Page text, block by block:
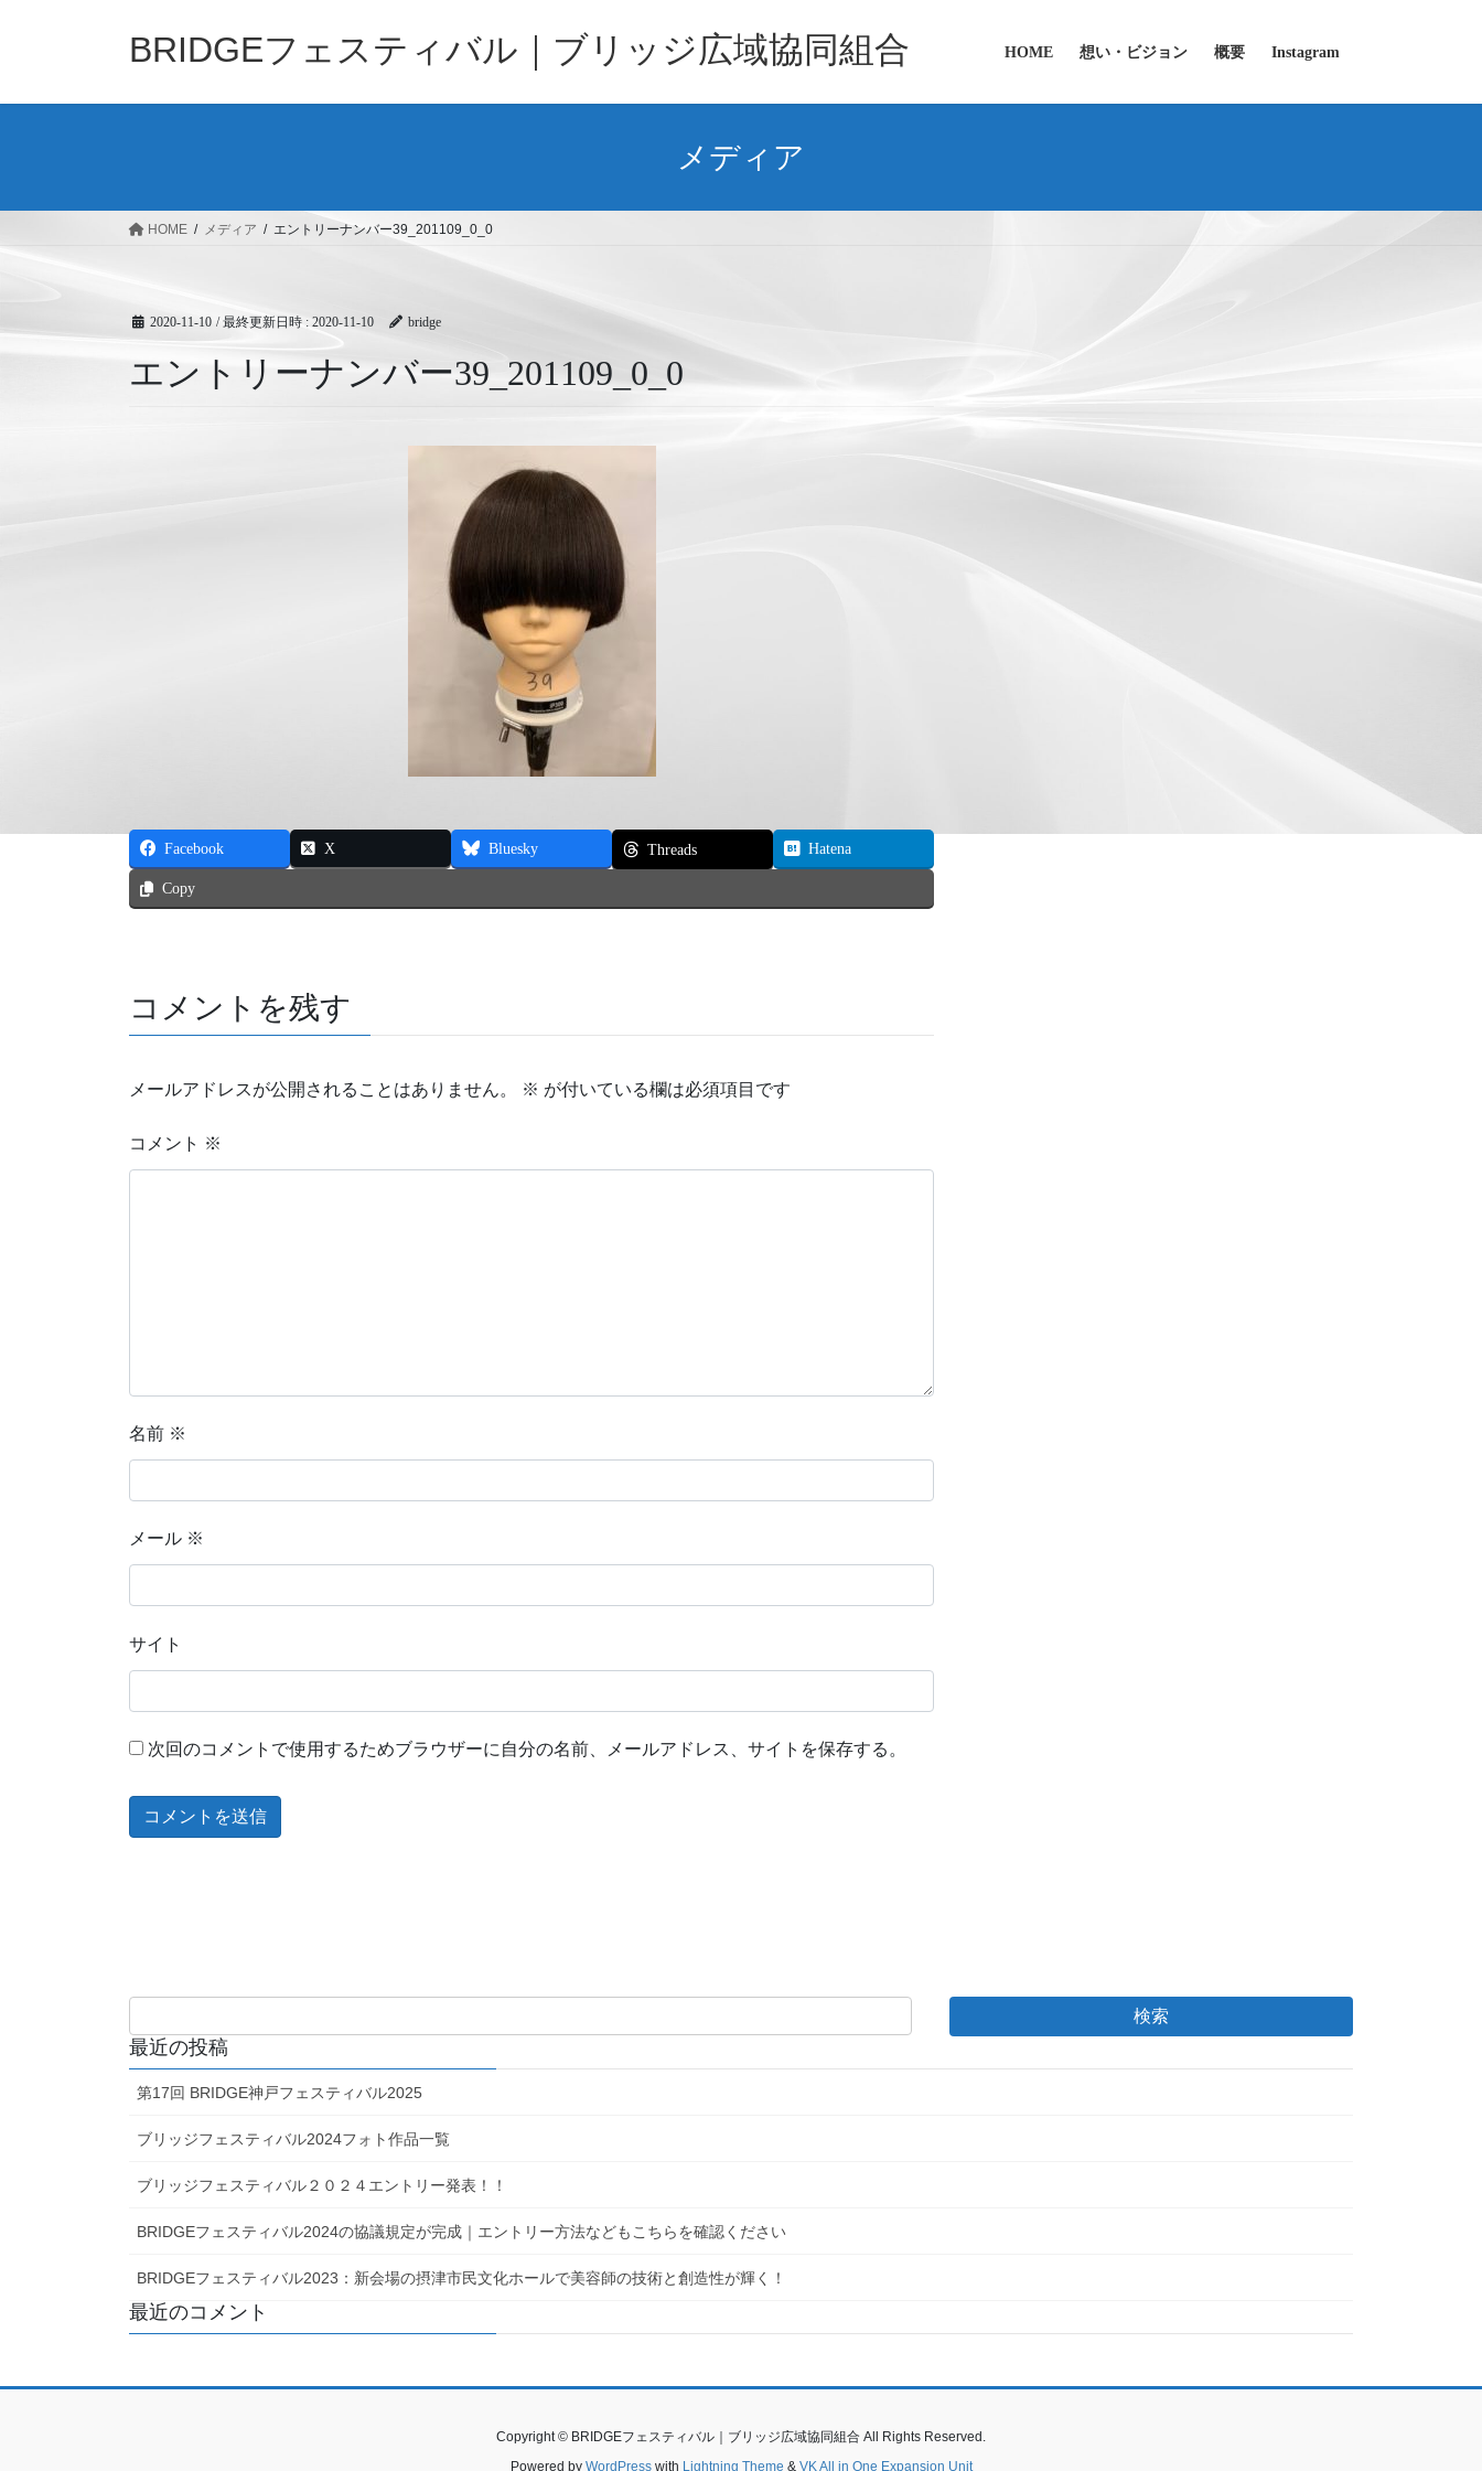
プ
動
BRIDGEフェスティバル｜ブリッジ広域協同組合 HOME 想い・ビジョン 概要 Instagram
メディア
HOME メディア エントリーナンバー39_201109_0_0
2020-11-10 / 最終更新日時 : 2020-11-10 bridge
エントリーナンバー39_201109_0_0
Facebook X Bluesky Threads Hatena
Copy
コメントを残す
メールアドレスが公開されることはありません。 ※ が付いている欄は必須項目です
コメント ※
名前 ※
メール ※
サイト
次回のコメントで使用するためブラウザーに自分の名前、メールアドレス、サイトを保存する。
最近の投稿
第17回 BRIDGE神戸フェスティバル2025
ブリッジフェスティバル2024フォト作品一覧
ブリッジフェスティバル２０２４エントリー発表！！
BRIDGEフェスティバル2024の協議規定が完成｜エントリー方法などもこちらを確認ください
BRIDGEフェスティバル2023：新会場の摂津市民文化ホールで美容師の技術と創造性が輝く！
最近のコメント
Copyright © BRIDGEフェスティバル｜ブリッジ広域協同組合 All Rights Reserved.
Powered by WordPresswith Lightning Theme & VK All in One Expansion Unit